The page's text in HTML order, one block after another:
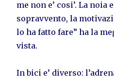
me non e’ cosi’. La
sopravvento, la
lo ha fatto fare” ha la
vista.
In bici e’ diverso: